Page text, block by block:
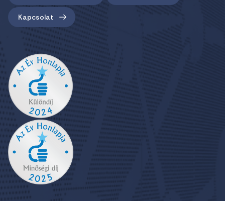
Kapcsolat